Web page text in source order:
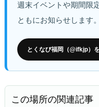
週末イベントや期間限
ともにお知らせします。
とくなび福岡（@ifkjp）
この場所の関連記事